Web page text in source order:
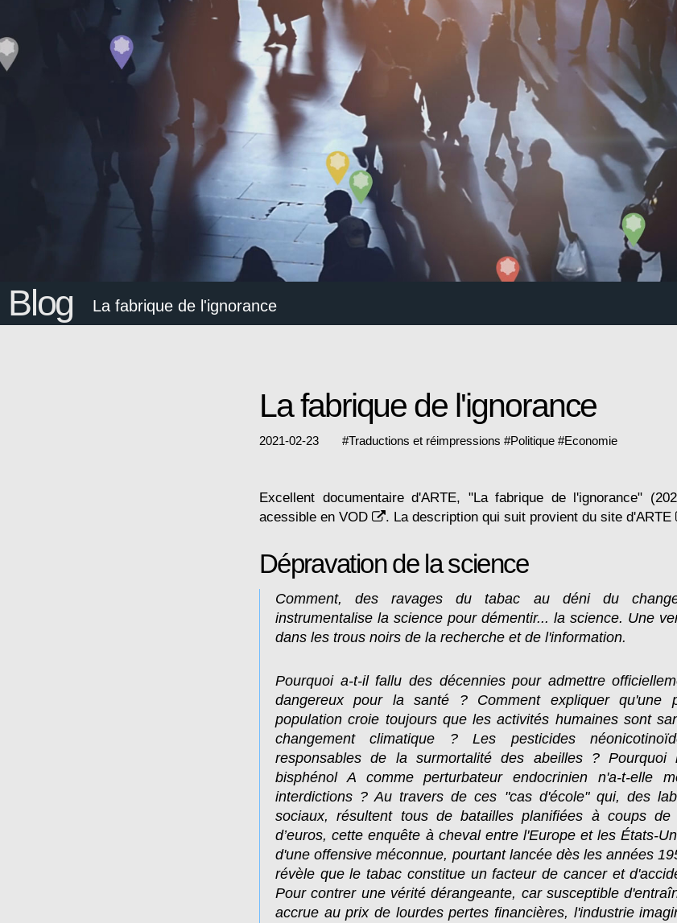
Blog La fabrique de l'ignorance
La fabrique de l'ignorance
2021-02-23 #Traductions et réimpressions #Politique #Economie
Excellent documentaire d'ARTE, "La fabrique de l'ignorance"
acessible en VOD . La description qui suit provient du site d'ARTE
Dépravation de la science
Comment, des ravages du tabac au déni du
instrumentalise la science pour démentir... la science. Une
dans les trous noirs de la recherche et de l'information.
Pourquoi a-t-il fallu des décennies pour admettre
dangereux pour la santé ? Comment expliquer qu'une
population croie toujours que les activités humaines sont
changement climatique ? Les pesticides
responsables de la surmortalité des abeilles ? Pourquoi
bisphénol A comme perturbateur endocrinien n'a-t-elle
interdictions ? Au travers de ces "cas d'école" qui, des
sociaux, résultent tous de batailles planifiées à coups
d’euros, cette enquête à cheval entre l'Europe et les États-
d'une offensive méconnue, pourtant lancée dès les années
révèle que le tabac constitue un facteur de cancer et
Pour contrer une vérité dérangeante, car susceptible
accrue au prix de lourdes pertes financières, l'industrie